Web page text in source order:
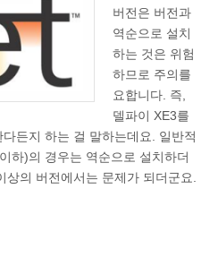
버전은 버전과
역순으로 설치
하는 것은 위험
하므로 주의를
요합니다. 즉,
델파이 XE3를
든지 하는 걸 말하는데요. 일반적
하)의 경우는 역순으로 설치하더
의 버전에서는 문제가 되더군요.